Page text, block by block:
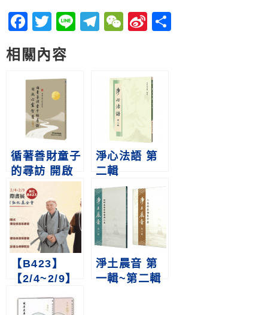
Facebook
Twitter
LineTelegram
WeChat
Sina
相關內容
循著善財童子
的尋訪 開啟
心靈智慧 第
一輯
淨心法語 第
二輯
【B423】
【2/4~2/9】
台北國際書展
淨土晨音 第
一輯~第二輯